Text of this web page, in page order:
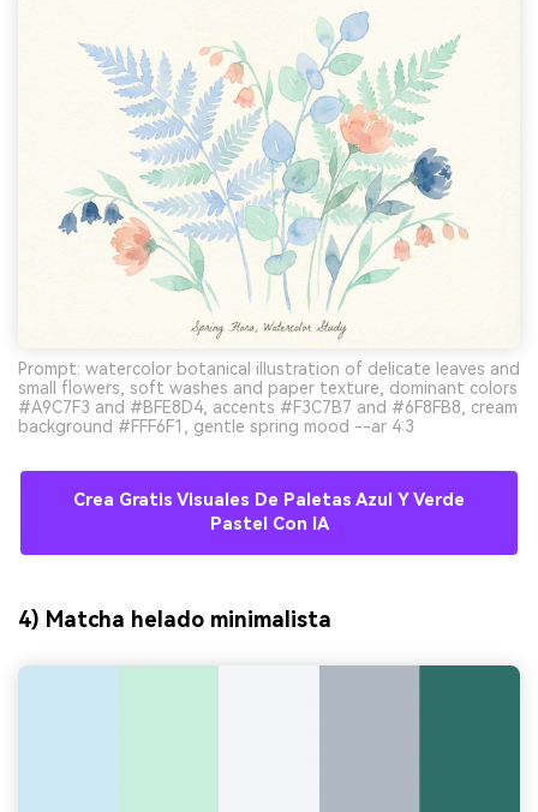
Prompt: watercolor botanical illustration of delicate leaves and
small flowers, soft washes and paper texture, dominant colors
#A9C7F3 and #BFE8D4, accents #F3C7B7 and #6F8FB8, cream
background #FFF6F1, gentle spring mood --ar 4:3
Crea Gratis Visuales De Paletas Azul Y Verde
Pastel Con IA
4) Matcha helado minimalista